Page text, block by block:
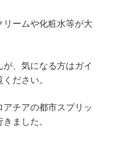
ームや化粧水等が大
、気になる方はガイ
ださい。
チアの都市スプリッ
ました。